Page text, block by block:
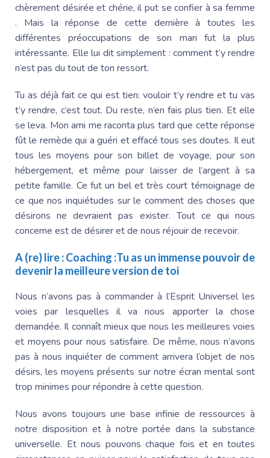
chèrement désirée et chérie, il put se confier à sa femme
. Mais la réponse de cette dernière à toutes les
différentes préoccupations de son mari fut la plus
intéressante. Elle lui dit simplement : comment t’y rendre
n’est pas du tout de ton ressort.
Tu as déjà fait ce qui est tien: vouloir t’y rendre et tu vas
t’y rendre, c’est tout. Du reste, n’en fais plus tien. Et elle
se leva. Mon ami me raconta plus tard que cette réponse
fût le remède qui a guéri et effacé tous ses doutes. Il eut
tous les moyens pour son billet de voyage, pour son
hébergement, et même pour laisser de l’argent à sa
petite famille. Ce fut un bel et très court témoignage de
ce que nos inquiétudes sur le comment des choses que
désirons ne devraient pas exister. Tout ce qui nous
concerne est de désirer et de nous réjouir de recevoir.
A (re) lire :Coaching :Tu as un immense pouvoir de
devenir la meilleure version de toi
Nous n’avons pas à commander à l’Esprit Universel les
voies par lesquelles il va nous apporter la chose
demandée. Il connaît mieux que nous les meilleures voies
et moyens pour nous satisfaire. De même, nous n’avons
pas à nous inquiéter de comment arrivera l’objet de nos
désirs, les moyens présents sur notre écran mental sont
trop minimes pour répondre à cette question.
Nous avons toujours une base infinie de ressources à
notre disposition et à notre portée dans la substance
universelle. Et nous pouvons chaque fois et en toutes